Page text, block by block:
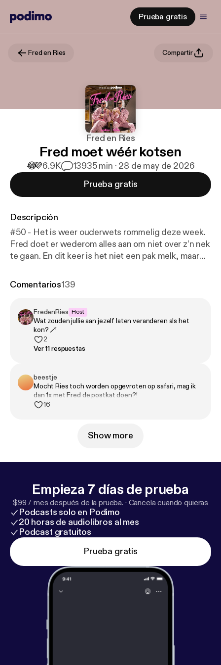
Prueba gratis
Fred en Ries Compartir
Fred en Ries
Fred moet wéér kotsen
😂💜6.9K 13935 min · 28 de may de 2026
Prueba gratis
Descripción
#50 - Het is weer ouderwets rommelig deze week.
Fred doet er wederom alles aan om niet over z’n nek
te gaan. En dit keer is het niet een pak melk, maar
iemand thuis. Misschien is een nieuwe neus met
ingrepen. Al vergeet hij voor het gemak even dat hij
zelf recent ook iets heeft laten doen… 🎧
Geproduceerd door Tonny Media 💖 Volg ons op
Instagram, TikTok en YouTube. 🪩 Mail naar
Comentarios139
FredenRies Host
Wat zouden jullie aan jezelf laten veranderen als het
kon? 🪄
2
Ver 11 respuestas
beestje
Mocht Ries toch worden opgevroten op safari, mag ik
dan 1x met Fred de postkat doen?!
16
Show more
Empieza 7 días de prueba
$99 / mes después de la prueba. · Cancela cuando quieras
Podcasts solo en Podimo
20 horas de audiolibros al mes
Podcast gratuitos
Prueba gratis